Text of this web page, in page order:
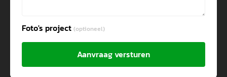
Foto's project(optioneel)
Aanvraag versturen